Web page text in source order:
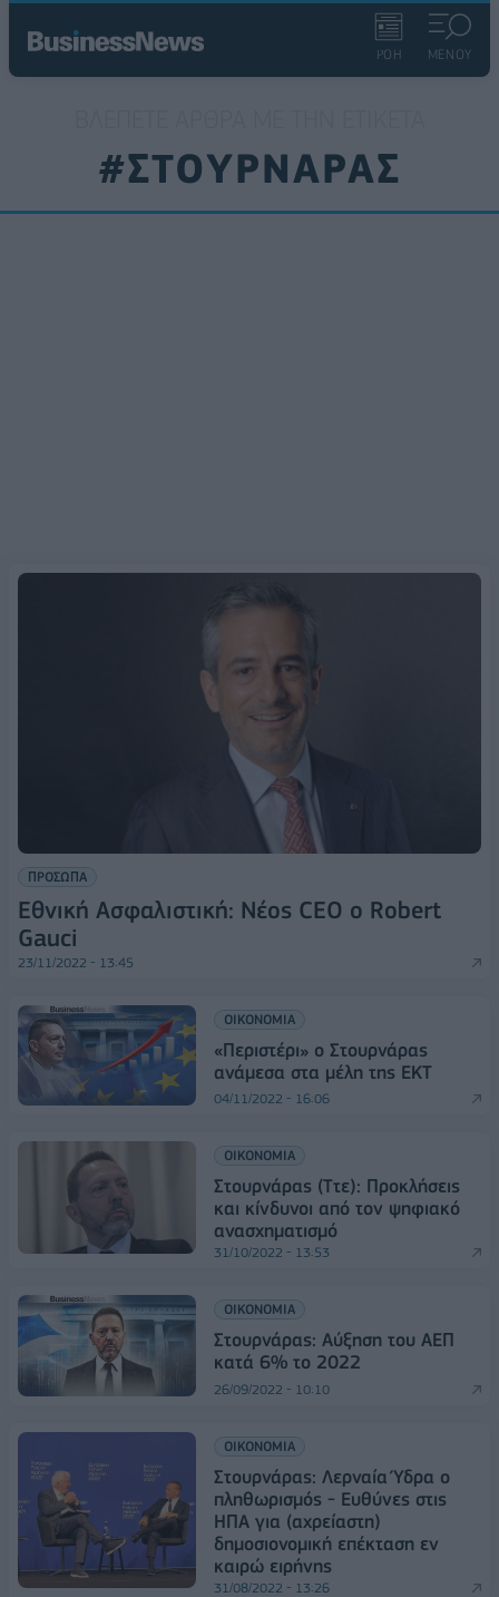
ΡΟΗ ΜΕΝΟΥ
#ΣΤΟΥΡΝΑΡΑΣ
ΠΡΟΣΩΠΑ
Εθνική Ασφαλιστική: Νέος CEO ο Robert
Gauci
23/11/2022 - 13:45
ΟΙΚΟΝΟΜΙΑ
«Περιστέρι» ο Στουρνάρας
ανάμεσα στα μέλη της ΕΚΤ
04/11/2022 - 16:06
ΟΙΚΟΝΟΜΙΑ
Στουρνάρας (Ττε): Προκλήσεις
και κίνδυνοι από τον ψηφιακό
ανασχηματισμό
31/10/2022 - 13:53
ΟΙΚΟΝΟΜΙΑ
Στουρνάρας: Αύξηση του ΑΕΠ
κατά 6% το 2022
26/09/2022 - 10:10
ΟΙΚΟΝΟΜΙΑ
Στουρνάρας: Λερναία Ύδρα ο
πληθωρισμός - Ευθύνες στις
ΗΠΑ για (αχρείαστη)
δημοσιονομική επέκταση εν
καιρώ ειρήνης
31/08/2022 - 13:26